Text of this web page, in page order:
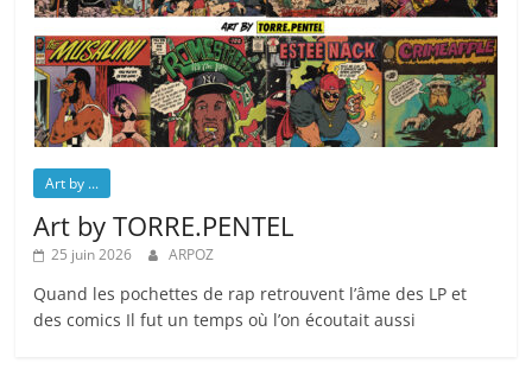
Art by ...
Art by TORRE.PENTEL
25 juin 2026 ARPOZ
Quand les pochettes de rap retrouvent l’âme des LP et
des comics Il fut un temps où l’on écoutait aussi